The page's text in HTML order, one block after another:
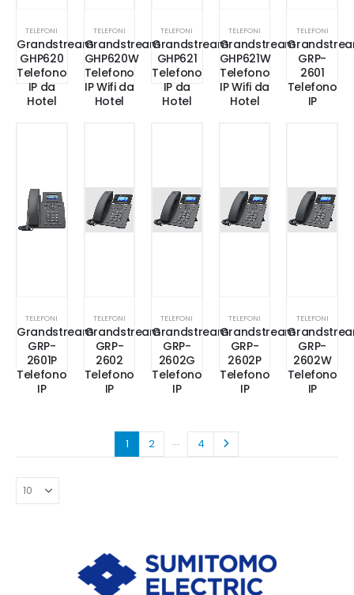
TELEFONI
Grandstream
GHP620
Telefono
IP da
Hotel
TELEFONI
Grandstream
GHP620W
Telefono
IP Wifi da
Hotel
TELEFONI
Grandstream
GHP621
Telefono
IP da
Hotel
TELEFONI
Grandstream
GHP621W
Telefono
IP Wifi da
Hotel
TELEFONI
GRP-
2601
Telefono
IP
TELEFONI
Grandstream
GRP-
2601P
Telefono
IP
TELEFONI
Grandstream
GRP-
2602
Telefono
IP
TELEFONI
Grandstream
GRP-
2602G
Telefono
IP
TELEFONI
Grandstream
GRP-
2602P
Telefono
IP
TELEFONI
GRP-
2602W
Telefono
IP
1 2 … 4